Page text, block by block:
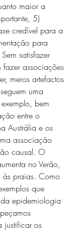
maior a
5)
credível para a
para
satisfazer
fazer associações
meros artefactos
uma
bem
entre o
Austrália e os
associação
causal. O
no Verão,
praias. Como
que
epidemiologia
justificar os